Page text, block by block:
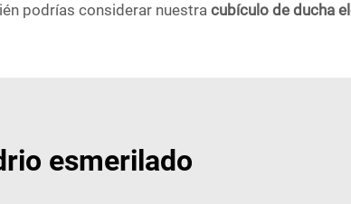
podrías considerar nuestra cubículo de ducha
esmerilado